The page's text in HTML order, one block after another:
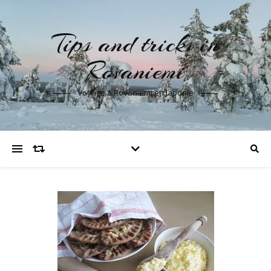
Tips and tricks in
Rovaniemi
Voyage à Rovaniemi en laponie